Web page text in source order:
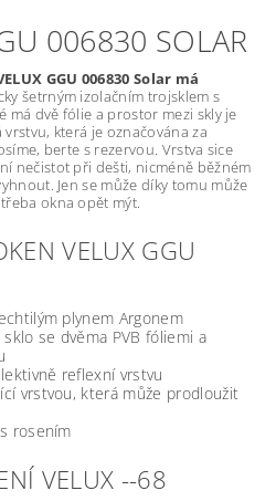
006830 SOLAR
GGU 006830 Solar má
šetrným izolačním trojsklem s
má dvě fólie a prostor mezi skly je
která je označována za
berte s rezervou. Vrstva sice
nečistot při dešti, nicméně běžném
Jen se může díky tomu může
okna opět mýt.
VELUX GGU
plynem Argonem
se dvěma PVB fóliemi a
reflexní vrstvu
vrstvou, která může prodloužit
rosením
VELUX --68